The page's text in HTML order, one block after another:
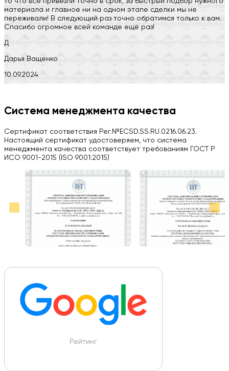
материала и главное ни на одном этапе сделки мы не
переживали! В следующий раз точно обратимся только к вам.
Спасибо огромное всей команде ещё раз!
Д
Дарья Ващенко
10.09.2024
H
03.09.2024
Вся работа выполнена в срок. Всем рекомендую
Больше отзывов на Google Maps
Система менеджмента качества
Сертификат соответствия Рег.№ECSD.SS.RU.0216.06.23.
Настоящий сертификат удостоверяем, что система
менеджмента качества соответствует требованиям ГОСТ Р
ИСО 9001-2015 (ISO 9001:2015)
Рейтинг